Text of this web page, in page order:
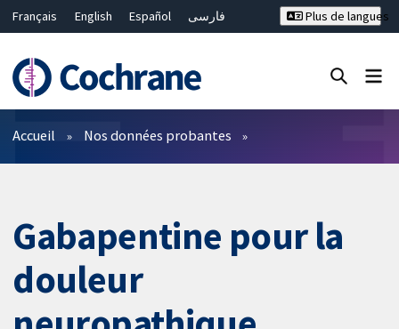
Français English Español
فارسی
Bahasa Malaysia
ไทย
繁體中文
简体中文
Plus de langues
Filtres
Accueil Nos données probantes
Gabapentine pour la
douleur